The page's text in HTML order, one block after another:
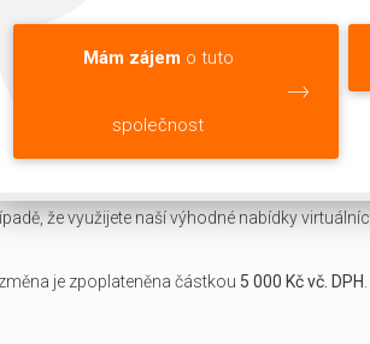
Mám zájemo tuto
společnost
že využijete naší výhodné nabídky
je zpoplateněna částkou 5 000 Kč vč. DPH